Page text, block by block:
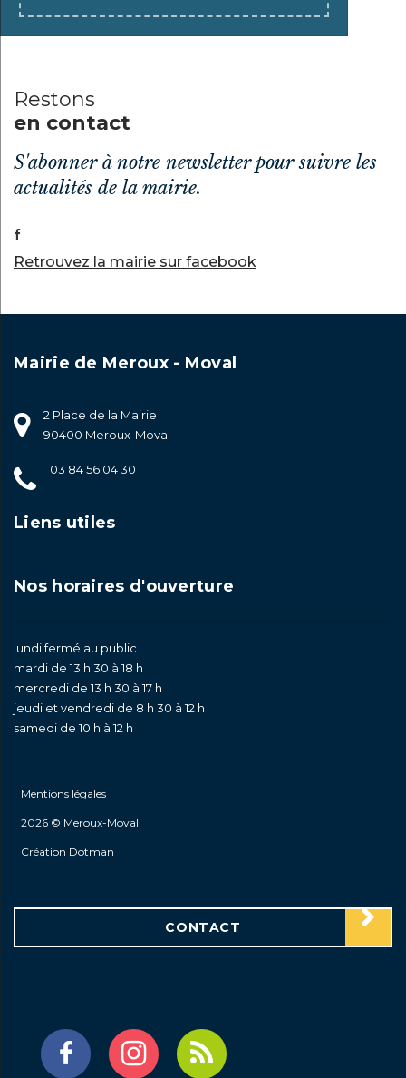
Restons
en contact
S'abonner à notre newsletter pour suivre les
actualités de la mairie.
Retrouvez la mairie sur facebook
Mairie de Meroux - Moval
2 Place de la Mairie
90400 Meroux-Moval
03 84 56 04 30
Liens utiles
Nos horaires d'ouverture
lundi fermé au public
mardi de 13 h 30 à 18 h
mercredi de 13 h 30 à 17 h
jeudi et vendredi de 8 h 30 à 12 h
samedi de 10 h à 12 h
Mentions légales
2026 © Meroux-Moval
Création Dotman
CONTACT